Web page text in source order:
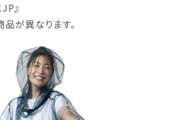
』
が異なります。